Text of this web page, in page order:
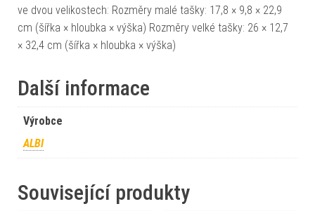
ve dvou velikostech: Rozměry malé tašky: 17,8 × 9,8 × 22,9
cm (šířka × hloubka × výška) Rozměry velké tašky: 26 × 12,7
× 32,4 cm (šířka × hloubka × výška)
Další informace
Výrobce
ALBI
Související produkty